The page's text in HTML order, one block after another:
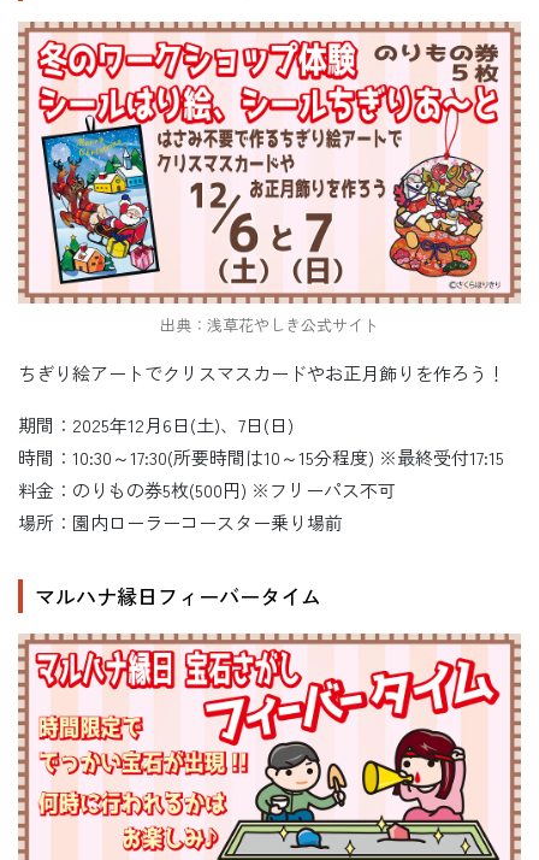
出典：浅草花やしき公式サイト
ちぎり絵アートでクリスマスカードやお正月飾りを作ろう！
期間：2025年12月6日(土)、7日(日)
時間：10:30～17:30(所要時間は10～15分程度) ※最終受付17:15
料金：のりもの券5枚(500円) ※フリーパス不可
場所：園内ローラーコースター乗り場前
マルハナ縁日フィーバータイム